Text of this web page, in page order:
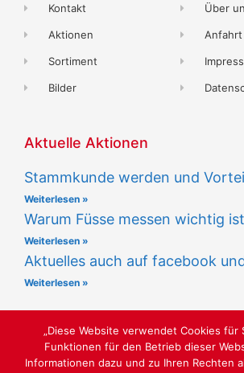
Kontakt
Aktionen
Sortiment
Bilder
Über
Anfahrt
Aktuelle Aktionen
Stammkunde werden und
Weiterlesen »
Warum Füsse messen wichtig ist
Weiterlesen »
Aktuelles auch auf facebook
Weiterlesen »
„Diese Website verwendet Cookies für
Funktionen für den Betrieb dieser
Informationen dazu und zu Ihren Rechten